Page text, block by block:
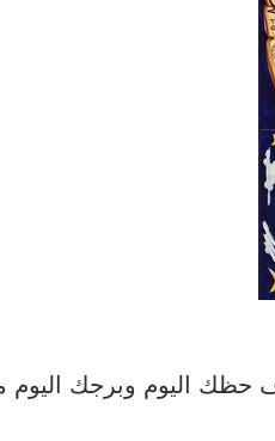
و الحب والعمل، اعرف حظك